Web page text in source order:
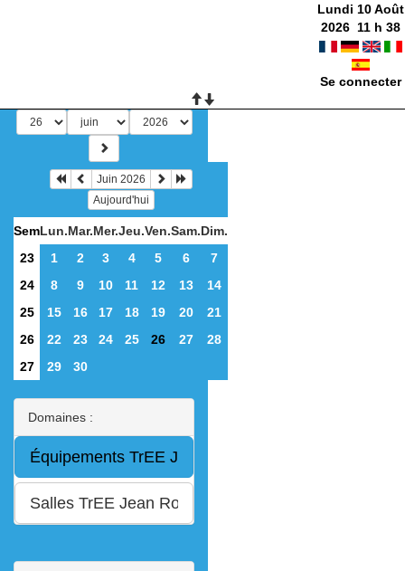
Lundi 10 Août
2026 11h 38
Se connecter
Juin 2026
Aujourd'hui
SemLun.Mar.Mer.Jeu.Ven.Sam.Dim.
23
1 2 3 4 5 6
7
24
8 9 10 11 12 13
14
25
15 16 17 18 19 20
21
26
22 23 24 25 26 27
28
27
29 30
Domaines :